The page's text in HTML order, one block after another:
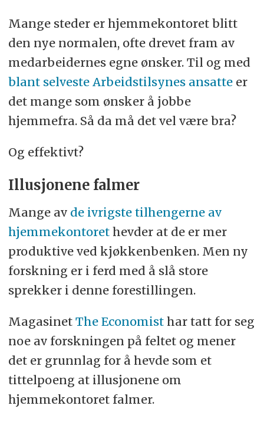
Mange steder er hjemmekontoret blitt
den nye normalen, ofte drevet fram av
medarbeidernes egne ønsker. Til og med
blant selveste Arbeidstilsynes ansatteer
det mange som ønsker å jobbe
hjemmefra. Så da må det vel være bra?
Og effektivt?
Illusjonene falmer
Mange av de ivrigste tilhengerne av
hjemmekontorethevder at de er mer
produktive ved kjøkkenbenken. Men ny
forskning er i ferd med å slå store
sprekker i denne forestillingen.
Magasinet The Economisthar tatt for seg
noe av forskningen på feltet og mener
det er grunnlag for å hevde som et
tittelpoeng at illusjonene om
hjemmekontoret falmer.